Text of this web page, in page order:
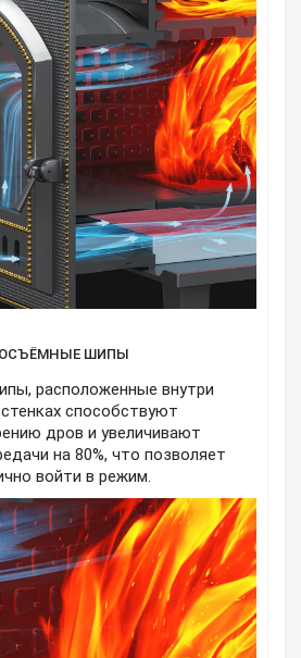
ШИПЫ
расположенные внутри
способствуют
дров и увеличивают
на 80%, что позволяет
войти в режим.